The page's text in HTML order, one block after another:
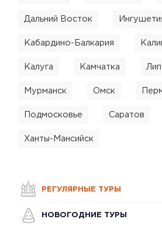
Дальний Восток
Кабардино-Балкария
Калуга Камчатка
Мурманск Омск
Подмосковье Саратов
Ханты-Мансийск
РЕГУЛЯРНЫЕ ТУРЫ
НОВОГОДНИЕ ТУРЫ